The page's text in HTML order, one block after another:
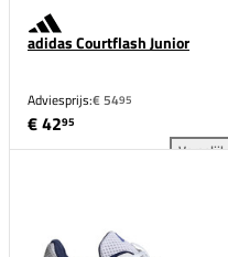
adidas Courtflash Junior
Adviesprijs:€ 5495
€ 4295
Vergelijk